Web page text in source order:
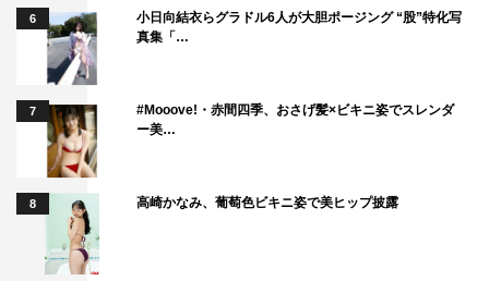
6
小日向結衣らグラドル6人が大胆ポージング “股”特化写
真集「…
7
#Mooove!・赤間四季、おさげ髪×ビキニ姿でスレンダ
ー美…
8 高崎かなみ、葡萄色ビキニ姿で美ヒップ披露